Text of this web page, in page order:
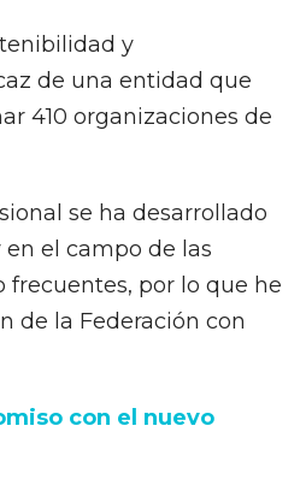
y
de una entidad que
410 organizaciones de
se ha desarrollado
el campo de las
frecuentes, por lo que he
de la Federación con
con el nuevo